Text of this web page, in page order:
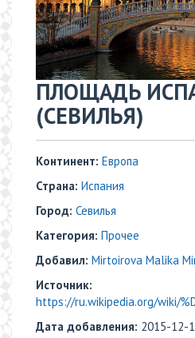
ПЛОЩАДЬ
(СЕВИЛЬЯ)
Континент: Европа
Страна: Испания
Город: Севилья
Категория: Прочее
Добавил: Mirtoirova Malika
Источник:
https://ru.wikipedia.org/wiki/
Дата добавления: 2015-12-